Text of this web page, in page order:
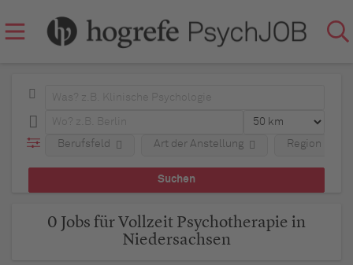
Berufsfeld Art der Anstellung Region
0 Jobs für Vollzeit Psychotherapie in
Niedersachsen